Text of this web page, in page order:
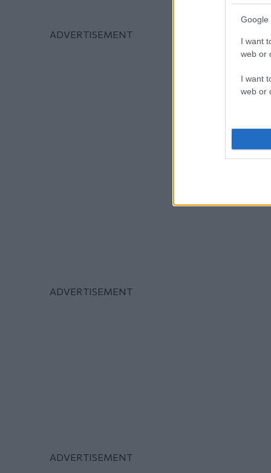
Google
I want
web or
I want
web or